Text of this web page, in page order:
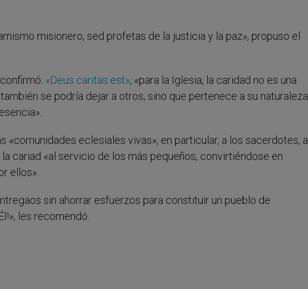
misionero, sed profetas de la justicia y la paz», propuso el
«Deus caritas est», «para la Iglesia, la caridad no es una
se podría dejar a otros, sino que pertenece a su naturaleza
«comunidades eclesiales vivas», en particular, a los sacerdotes, a
cariad «al servicio de los más pequeños, convirtiéndose en
ellos».
sin ahorrar esfuerzos para constituir un pueblo de
les recomendó.